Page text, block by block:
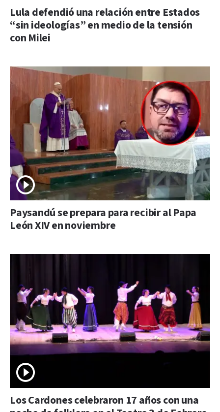
Lula defendió una relación entre Estados
“sin ideologías” en medio de la tensión
con Milei
Paysandú se prepara para recibir al Papa
León XIV en noviembre
Los Cardones celebraron 17 años con una